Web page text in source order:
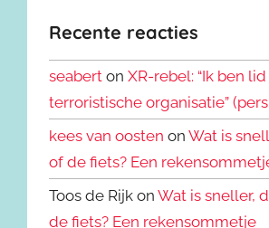
Recente reacties
seabert onXR-rebel: “Ik ben
terroristische organisatie”
kees van oosten onWat is
of de fiets? Een
Toos de Rijk onWat is sneller,
de fiets? Een rekensommetje